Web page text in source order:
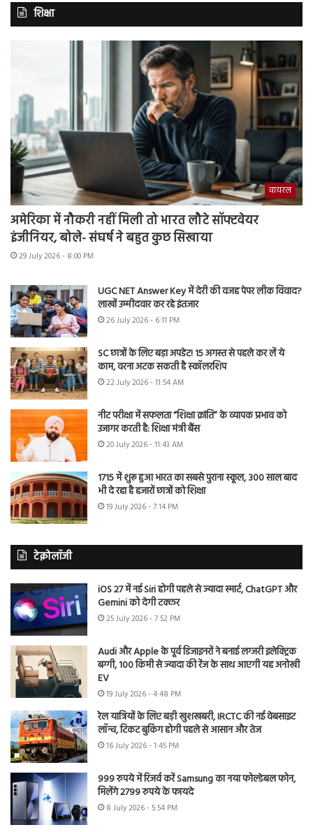
शिक्षा
वायरल
अमेरिका में नौकरी नहीं मिली तो भारत लौटे सॉफ्टवेयर
इंजीनियर, बोले- संघर्ष ने बहुत कुछ सिखाया
29 July 2026 - 8:00 PM
UGC NET Answer Key में देरी की वजह पेपर लीक विवाद?
लाखों उम्मीदवार कर रहे इंतजार
26 July 2026 - 6:11 PM
SC छात्रों के लिए बड़ा अपडेट! 15 अगस्त से पहले कर लें ये
काम, वरना अटक सकती है स्कॉलरशिप
22 July 2026 - 11:54 AM
नीट परीक्षा में सफलता “शिक्षा क्रांति” के व्यापक प्रभाव को
उजागर करती है: शिक्षा मंत्री बैंस
20 July 2026 - 11:43 AM
1715 में शुरू हुआ भारत का सबसे पुराना स्कूल, 300 साल बाद
भी दे रहा है हजारों छात्रों को शिक्षा
19 July 2026 - 7:14 PM
टेक्नोलॉजी
iOS 27 में नई Siri होगी पहले से ज्यादा स्मार्ट, ChatGPT और
Gemini को देगी टक्कर
25 July 2026 - 7:52 PM
Audi और Apple के पूर्व डिजाइनरों ने बनाई लग्जरी इलेक्ट्रिक
बग्गी, 100 किमी से ज्यादा की रेंज के साथ आएगी यह अनोखी
EV
19 July 2026 - 4:48 PM
रेल यात्रियों के लिए बड़ी खुशखबरी, IRCTC की नई वेबसाइट
लॉन्च, टिकट बुकिंग होगी पहले से आसान और तेज
16 July 2026 - 1:45 PM
999 रुपये में रिजर्व करें Samsung का नया फोल्डेबल फोन,
मिलेंगे 2799 रुपये के फायदे
8 July 2026 - 5:54 PM